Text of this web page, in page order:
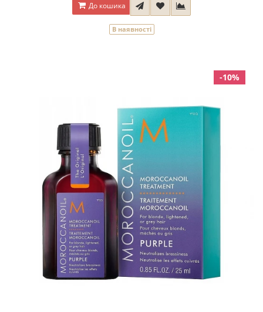
До кошика
В наявності
-10%